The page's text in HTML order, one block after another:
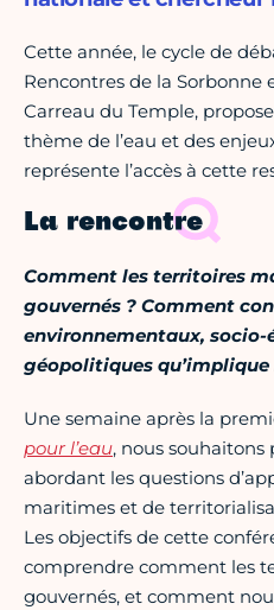
Cette année, le cycle de
Rencontres de la Sorbonne
Carreau du Temple,
thème de l’eau et des
représente l’accès à cette
La rencontre
Comment les territoires
gouvernés ? Comment
environnementaux, socio-
géopolitiques
Une semaine après la
pour l’eau, nous souhaitons
abordant les questions
maritimes et de
Les objectifs de cette
comprendre comment les
gouvernés, et comment